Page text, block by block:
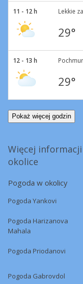
11 - 12 h Lekkie
29°
12 - 13 h
29°
Pokaż więcej godzin
Więcej
okolice
Pogoda w okolicy
Pogoda Yankovi
Pogoda Harizanova
Mahala
Pogoda Priodanovi
Pogoda Gabrovdol